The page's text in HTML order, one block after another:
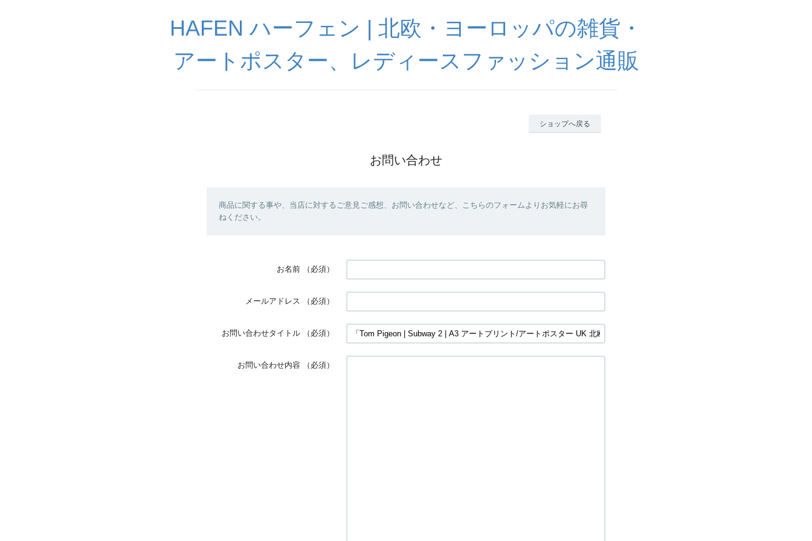
HAFEN ハーフェン | 北欧・ヨーロッパの雑貨・
アートポスター、レディースファッション通販
ショップへ戻る
お問い合わせ
商品に関する事や、当店に対するご意見ご感想、お問い合わせなど、こちらのフォームよりお気軽にお尋
ねください。
お名前 （必須）
メールアドレス （必須）
お問い合わせタイトル （必須）
お問い合わせ内容 （必須）